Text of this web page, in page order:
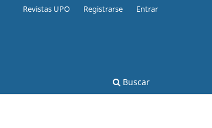
Buscar
Revistas UPO Registrarse Entrar